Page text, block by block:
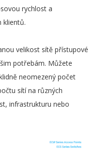
rychlost a
klientů.
velikost sítě přístupové
potřebám. Můžete
neomezený počet
sítí na různých
infrastrukturu nebo